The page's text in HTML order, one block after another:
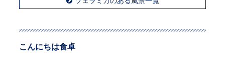
こんにちは食卓